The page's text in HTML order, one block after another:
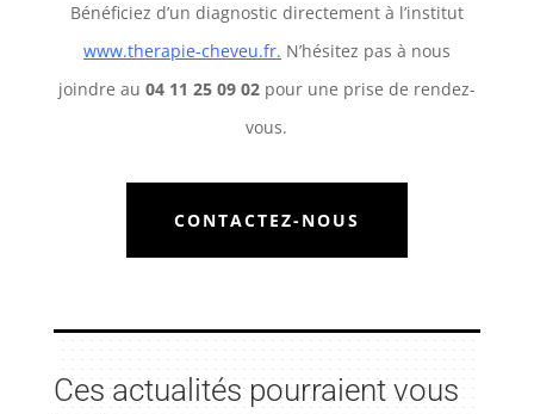
Bénéficiez d’un diagnostic directement à l’institut
www.therapie-cheveu.fr. N’hésitez pas à nous
joindre au 04 11 25 09 02 pour une prise de rendez-
vous.
CONTACTEZ-NOUS
Ces actualités pourraient vous